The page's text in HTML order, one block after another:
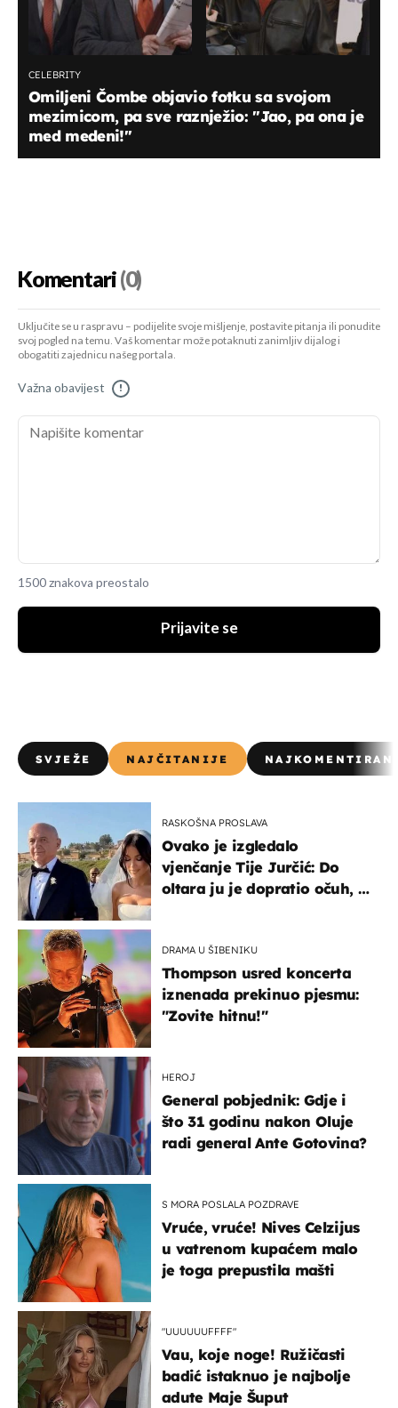
CELEBRITY
Omiljeni Čombe objavio fotku sa svojom
mezimicom, pa sve raznježio: "Jao, pa ona je
med medeni!"
Komentari(0)
Uključite se u raspravu – podijelite svoje mišljenje, postavite pitanja ili ponudite
svoj pogled na temu. Vaš komentar može potaknuti zanimljiv dijalog i
obogatiti zajednicu našeg portala.
Važna obavijest !
1500 znakova preostalo
Prijavite se
SVJEŽE NAJČITANIJE
RASKOŠNA PROSLAVA
Ovako je izgledalo
vjenčanje Tije Jurčić: Do
oltara ju je dopratio očuh, a
DRAMA U ŠIBENIKU
Thompson usred koncerta
iznenada prekinuo pjesmu:
"Zovite hitnu!"
HEROJ
General pobjednik: Gdje i
što 31 godinu nakon Oluje
radi general Ante Gotovina?
S MORA POSLALA POZDRAVE
Vruće, vruće! Nives Celzijus
u vatrenom kupaćem malo
je toga prepustila mašti
"UUUUUUFFFF"
Vau, koje noge! Ružičasti
badić istaknuo je najbolje
adute Maje Šuput